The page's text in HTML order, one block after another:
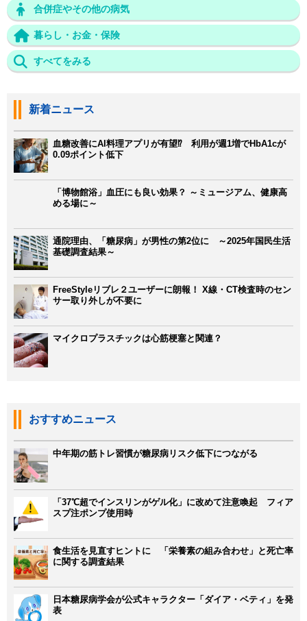
合併症やその他の病気
暮らし・お金・保険
すべてをみる
新着ニュース
血糖改善にAI料理アプリが有望⁉ 利用が週1増でHbA1cが
0.09ポイント低下
「博物館浴」血圧にも良い効果？ ～ミュージアム、健康高
める場に～
通院理由、「糖尿病」が男性の第2位に ～2025年国民生活
基礎調査結果～
FreeStyleリブレ２ユーザーに朗報！ X線・CT検査時のセン
サー取り外しが不要に
マイクロプラスチックは心筋梗塞と関連？
おすすめニュース
中年期の筋トレ習慣が糖尿病リスク低下につながる
「37℃超でインスリンがゲル化」に改めて注意喚起 フィア
スプ注ポンプ使用時
食生活を見直すヒントに 「栄養素の組み合わせ」と死亡率
に関する調査結果
日本糖尿病学会が公式キャラクター「ダイア・ベティ」を発
表